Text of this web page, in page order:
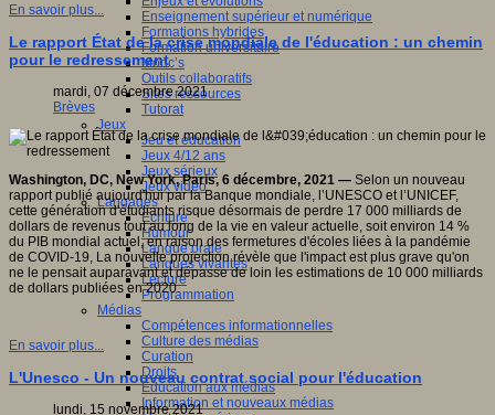
Enseignement supérieur et numérique
Formations hybrides
Formation universitaire
Mooc’s
Outils collaboratifs
Sites ressources
Tutorat
Jeux
Jeu et éducation
Jeux 4/12 ans
Jeux sérieux
Jeux vidéo
Langages
Ecriture
Humour
Langue orale
Langues vivantes
Lecture
Programmation
Médias
Compétences informationnelles
Culture des médias
Curation
Droits
Education aux médias
Information et nouveaux médias
En savoir plus...
Le rapport État de la crise mondiale de l'éducation : un chemin
pour le redressement
mardi, 07 décembre 2021
Brèves
Washington, DC, New York, Paris, 6 décembre, 2021 — Selon un nouveau
rapport publié aujourd'hui par la Banque mondiale, l’UNESCO et l’UNICEF,
cette génération d'étudiants risque désormais de perdre 17 000 milliards de
dollars de revenus tout au long de la vie en valeur actuelle, soit environ 14 %
du PIB mondial actuel, en raison des fermetures d'écoles liées à la pandémie
de COVID-19, La nouvelle projection révèle que l'impact est plus grave qu'on
ne le pensait auparavant et dépasse de loin les estimations de 10 000 milliards
de dollars publiées en 2020.
En savoir plus...
L'Unesco - Un nouveau contrat social pour l'éducation
lundi, 15 novembre 2021